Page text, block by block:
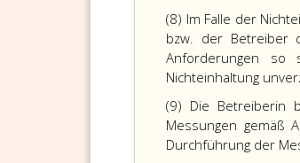
(8) Im Falle der
bzw. der Betreiber
Anforderungen so
Nichteinhaltung
(9) Die Betreiberin
Messungen gemäß
Durchführung der